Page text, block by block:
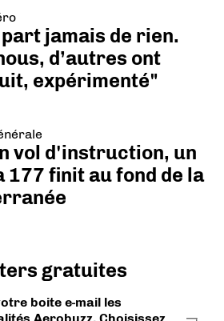
part jamais de rien.
d’autres ont
expérimenté"
vol d'instruction, un
177 finit au fond de la
gratuites
boite e-mail les